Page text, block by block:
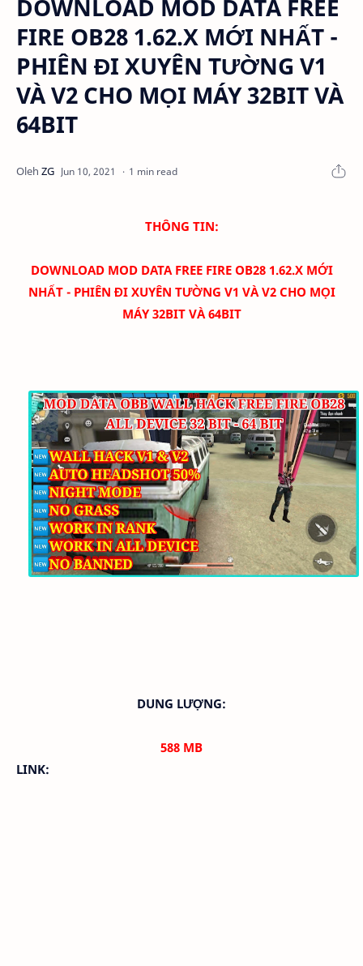
DOWNLOAD MOD DATA FREE
FIRE OB28 1.62.X MỚI NHẤT -
PHIÊN ĐI XUYÊN TƯỜNG V1
VÀ V2 CHO MỌI MÁY 32BIT VÀ
64BIT
1 min read
THÔNG TIN:
DOWNLOAD MOD DATA FREE FIRE OB28 1.62.X MỚI
NHẤT - PHIÊN ĐI XUYÊN TƯỜNG V1 VÀ V2 CHO MỌI
MÁY 32BIT VÀ 64BIT
DUNG LƯỢNG:
588 MB
LINK: